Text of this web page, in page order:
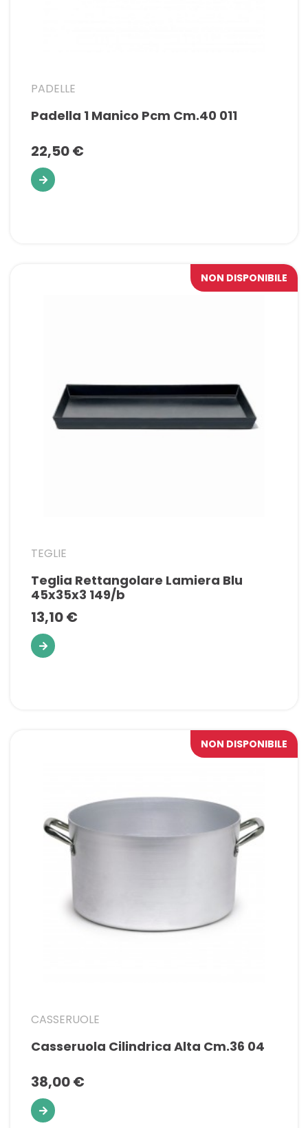
PADELLE
Padella 1 Manico Pcm Cm.40 011
22,50 €
TEGLIE
Teglia Rettangolare Lamiera Blu
45x35x3 149/b
13,10 €
NON DISPONIBILE
CASSERUOLE
Casseruola Cilindrica Alta Cm.36 04
38,00 €
NON DISPONIBILE